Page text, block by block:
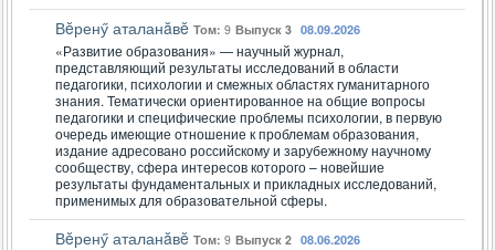
Вĕренӳ аталанăвĕ Том: 9 Выпуск 3 08.09.2026
«Развитие образования» — научный журнал,
представляющий результаты исследований в области
педагогики, психологии и смежных областях гуманитарного
знания. Тематически ориентированное на общие вопросы
педагогики и специфические проблемы психологии, в первую
очередь имеющие отношение к проблемам образования,
издание адресовано российскому и зарубежному научному
сообществу, сфера интересов которого – новейшие
результаты фундаментальных и прикладных исследований,
применимых для образовательной сферы.
Вĕренӳ аталанăвĕ Том: 9 Выпуск 2 08.06.2026